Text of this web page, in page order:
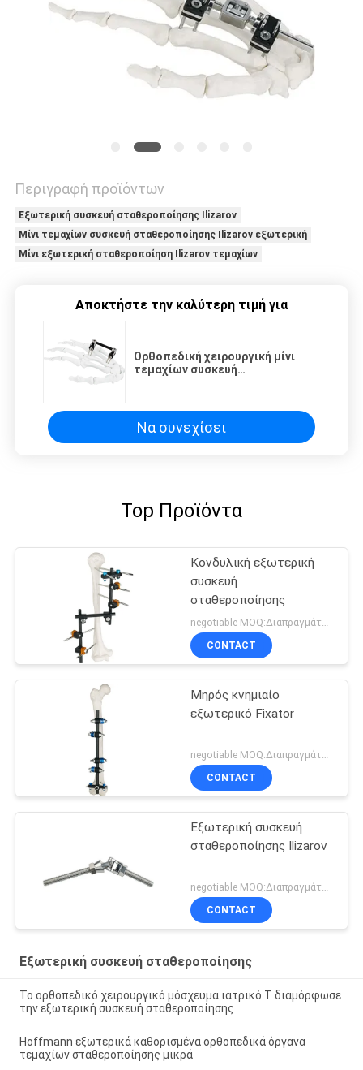
POLICY
Περιγραφή προϊόντων
Εξωτερική συσκευή σταθεροποίησης Ilizarov
Μίνι τεμαχίων συσκευή σταθεροποίησης Ilizarov εξωτερική
Μίνι εξωτερική σταθεροποίηση Ilizarov τεμαχίων
Αποκτήστε την καλύτερη τιμή για
Ορθοπεδική χειρουργική μίνι
τεμαχίων συσκευή
Να συνεχίσει
Top Προϊόντα
Κονδυλική εξωτερική
συσκευή
σταθεροποίησης
negotiable MOQ:Διαπραγμάτευση
CONTACT
Μηρός κνημιαίο
εξωτερικό Fixator
CONTACT
Εξωτερική συσκευή
σταθεροποίησης Ilizarov
CONTACT
Εξωτερική συσκευή σταθεροποίησης
Το ορθοπεδικό χειρουργικό μόσχευμα ιατρικό Τ διαμόρφωσε
την εξωτερική συσκευή σταθεροποίησης
Hoffmann εξωτερικά καθορισμένα ορθοπεδικά όργανα
τεμαχίων σταθεροποίησης μικρά